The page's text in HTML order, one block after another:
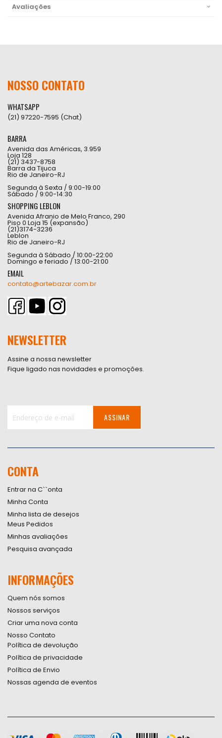
Avaliações
NOSSO CONTATO
WHATSAPP
(21) 97220-7595 (Chat)
BARRA
Avenida das Américas, 3.959
Loja 128
(21) 3437-8758
Barra da Tijuca
Rio de Janeiro-RJ
Segunda à Sexta / 9:00-19:00
Sábado / 9:00-14:30
SHOPPING LEBLON
Avenida Afranio de Melo Franco, 290
Piso 0 Loja 15 (expansão)
(21)3174-3236
Leblon
Rio de Janeiro-RJ
Segunda à Sábado / 10:00-22:00
Domingo e feriado / 13:00-21:00
EMAIL
contato@artebazar.com.br
NEWSLETTER
Assine a nossa newsletter
Fique ligado nas novidades e promoções.
Newsletter:
ASSINAR
CONTA
Entrar na C``onta
Minha Conta
Minha lista de desejos
Meus Pedidos
Minhas avaliações
Pesquisa avançada
INFORMAÇÕES
Quem nós somos
Nossos serviços
Criar uma nova conta
Nosso Contato
Política de devolução
Política de privacidade
Política de Envio
Nossas agenda de eventos